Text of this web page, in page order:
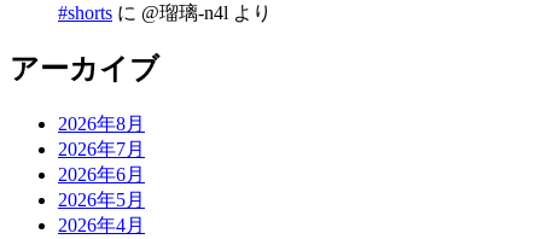
#shorts に @瑠璃-n4l より
アーカイブ
2026年8月
2026年7月
2026年6月
2026年5月
2026年4月